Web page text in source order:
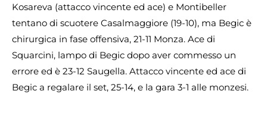
Kosareva (attacco vincente ed ace) e Montibeller
tentano di scuotere Casalmaggiore (19-10), ma Begic è
chirurgica in fase offensiva, 21-11 Monza. Ace di
Squarcini, lampo di Begic dopo aver commesso un
errore ed è 23-12 Saugella. Attacco vincente ed ace di
Begic a regalare il set, 25-14, e la gara 3-1 alle monzesi.